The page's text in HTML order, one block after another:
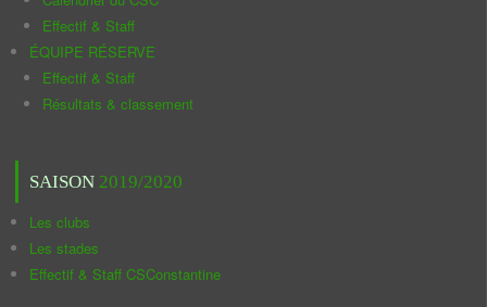
Effectif & Staff
ÉQUIPE RÉSERVE
Effectif & Staff
Résultats & classement
SAISON 2019/2020
Les clubs
Les stades
Effectif & Staff CSConstantine